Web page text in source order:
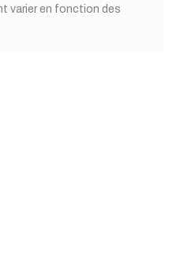
varier en fonction des